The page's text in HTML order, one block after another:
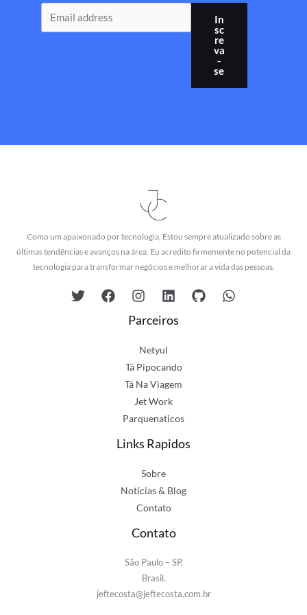
In
sc
re
va
-
se
Como um apaixonado por tecnologia, Estou sempre atualizado sobre as
últimas tendências e avanços na área. Eu acredito firmemente no potencial da
tecnologia para transformar negócios e melhorar a vida das pessoas.
Parceiros
Netyul
Tá Pipocando
Tá Na Viagem
Jet Work
Parquenaticos
Links Rapidos
Sobre
Notícias & Blog
Contato
Contato
São Paulo – SP.
Brasil.
jeftecosta@jeftecosta.com.br